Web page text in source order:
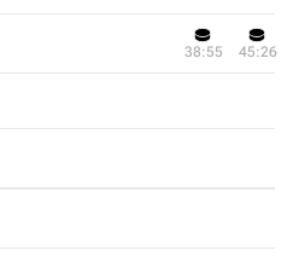
38:55 45:26